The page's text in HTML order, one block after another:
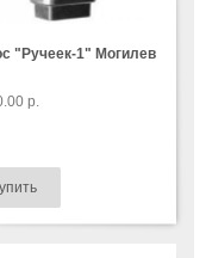
"Ручеек-1" Могилев
р.